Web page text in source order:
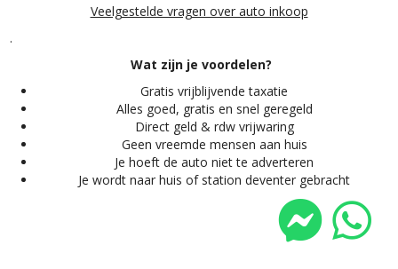
Veelgestelde vragen over auto inkoop
.
Wat zijn je voordelen?
Gratis vrijblijvende taxatie
Alles goed, gratis en snel geregeld
Direct geld & rdw vrijwaring
Geen vreemde mensen aan huis
Je hoeft de auto niet te adverteren
Je wordt naar huis of station deventer gebracht